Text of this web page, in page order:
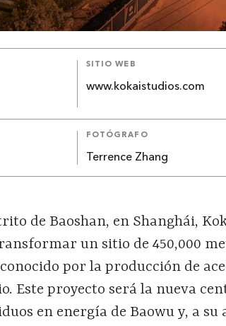
SITIO WEB
www.kokaistudios.com
FOTÓGRAFO
Terrence Zhang
de Baoshan, en Shanghái,
un sitio de 450,000
por la producción de
Este proyecto será la nueva
en energía de Baowu y, a su